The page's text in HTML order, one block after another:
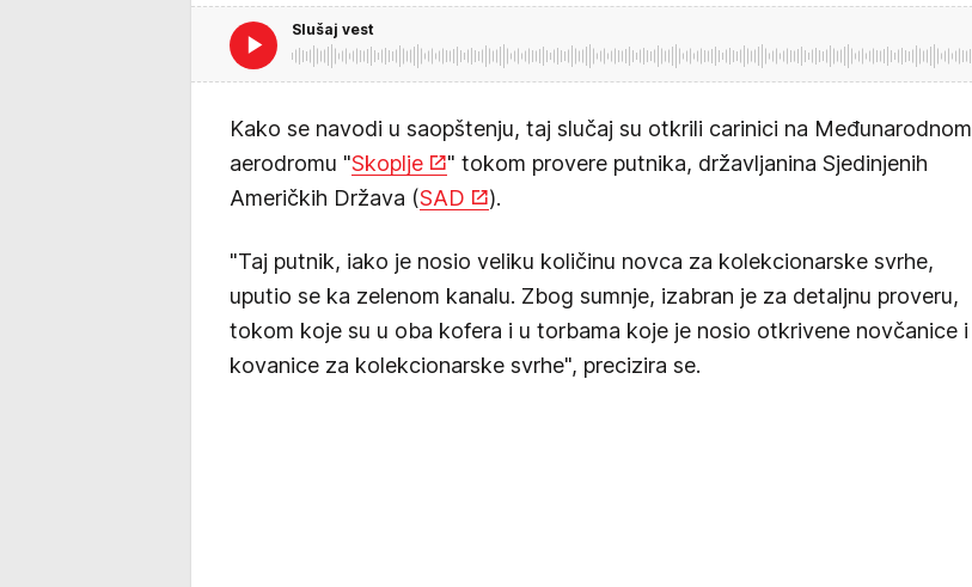
Slušaj vest
Kako se navodi u saopštenju, taj slučaj su otkrili carinici na Međunarodnom
aerodromu "Skoplje
" tokom provere putnika, državljanina Sjedinjenih
Američkih Država (SAD ).
"Taj putnik, iako je nosio veliku količinu novca za kolekcionarske svrhe,
uputio se ka zelenom kanalu. Zbog sumnje, izabran je za detaljnu proveru,
tokom koje su u oba kofera i u torbama koje je nosio otkrivene novčanice i
kovanice za kolekcionarske svrhe", precizira se.